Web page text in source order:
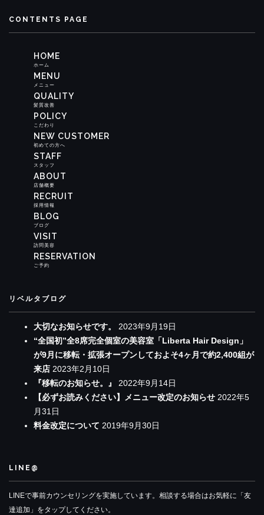
CONTENTS PAGE
HOME
ホーム
MENU
メニュー
QUALITY
髪質改善
POLICY
こだわり
NEW CUSTOMER
初めての方へ
STAFF
スタッフ
ABOUT
店舗概要
RECRUIT
採用情報
BLOG
ブログ
VISIT
訪問美容
RESERVATION
ご予約
リベルタブログ
大切なお知らせです。
2023年9月19日
“全国初”全8席完全個室の美容室「Liberta Hair Design」
が9月に移転・拡張オープンしておよそ4ヶ月で約2,400組が
来店 2023年2月10日
『移転のお知らせ。』
2022年9月14日
【必ずお読みください】メニュー改定のお知らせ 2022年5
月31日
料金改定について 2019年9月30日
LINE@
LINEで事前カウンセリングを実施しています。相談する場合はお気軽に「友
達追加」をタップしてください。